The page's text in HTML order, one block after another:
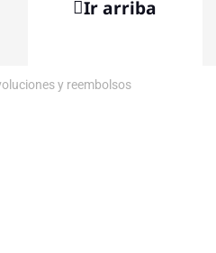
Ir arriba
y reembolsos